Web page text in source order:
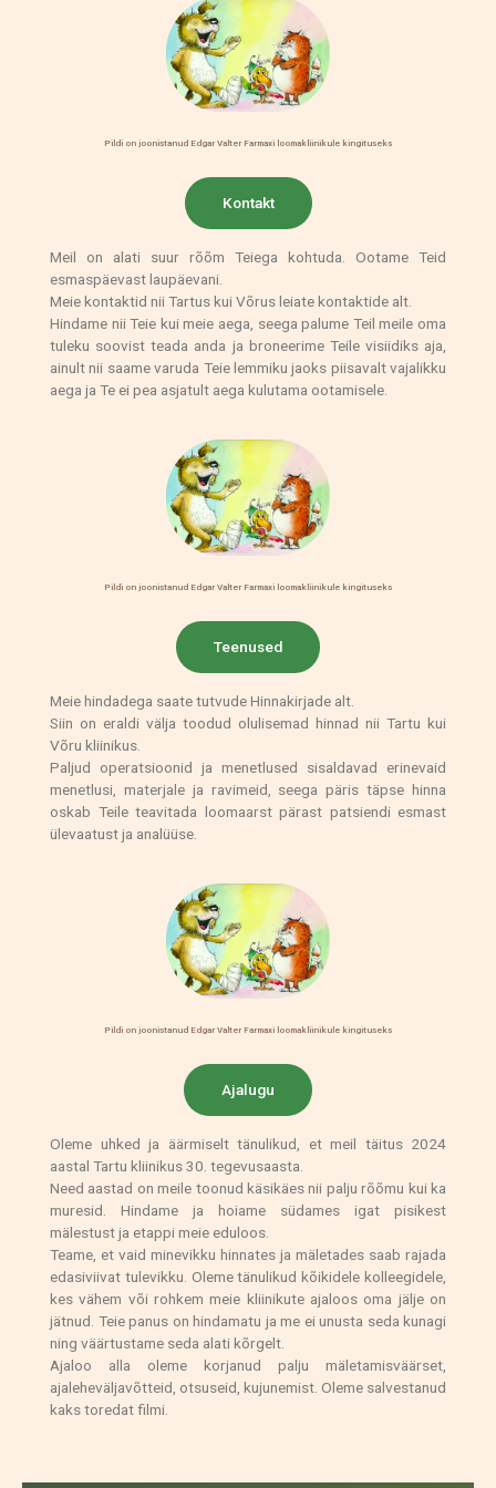
Pildi on joonistanud Edgar Valter Farmaxi loomakliinikule kingituseks
Kontakt
Meil on alati suur rõõm Teiega kohtuda. Ootame Teid
esmaspäevast laupäevani.
Meie kontaktid nii Tartus kui Võrus leiate kontaktide alt.
Hindame nii Teie kui meie aega, seega palume Teil meile oma
tuleku soovist teada anda ja broneerime Teile visiidiks aja,
ainult nii saame varuda Teie lemmiku jaoks piisavalt vajalikku
aega ja Te ei pea asjatult aega kulutama ootamisele.
Pildi on joonistanud Edgar Valter Farmaxi loomakliinikule kingituseks
Teenused
Meie hindadega saate tutvude Hinnakirjade alt.
Siin on eraldi välja toodud olulisemad hinnad nii Tartu kui
Võru kliinikus.
Paljud operatsioonid ja menetlused sisaldavad erinevaid
menetlusi, materjale ja ravimeid, seega päris täpse hinna
oskab Teile teavitada loomaarst pärast patsiendi esmast
ülevaatust ja analüüse.
Pildi on joonistanud Edgar Valter Farmaxi loomakliinikule kingituseks
Ajalugu
Oleme uhked ja äärmiselt tänulikud, et meil täitus 2024
aastal Tartu kliinikus 30. tegevusaasta.
Need aastad on meile toonud käsikäes nii palju rõõmu kui ka
muresid. Hindame ja hoiame südames igat pisikest
mälestust ja etappi meie eduloos.
Teame, et vaid minevikku hinnates ja mäletades saab rajada
edasiviivat tulevikku. Oleme tänulikud kõikidele kolleegidele,
kes vähem või rohkem meie kliinikute ajaloos oma jälje on
jätnud. Teie panus on hindamatu ja me ei unusta seda kunagi
ning väärtustame seda alati kõrgelt.
Ajaloo alla oleme korjanud palju mäletamisväärset,
ajaleheväljavõtteid, otsuseid, kujunemist. Oleme salvestanud
kaks toredat filmi.